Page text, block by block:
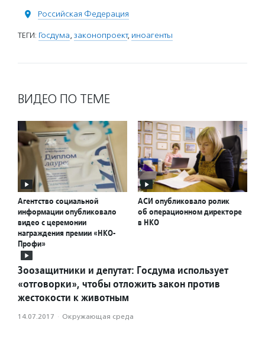
Российская Федерация
ТЕГИ: Госдума, законопроект, иноагенты
ВИДЕО ПО ТЕМЕ
Агентство социальной
информации опубликовало
видео с церемонии
награждения премии «НКО-
Профи»
АСИ опубликовало ролик
об операционном директоре
в НКО
Зоозащитники и депутат: Госдума использует
«отговорки», чтобы отложить закон против
жестокости к животным
14.07.2017 · Окружающая среда